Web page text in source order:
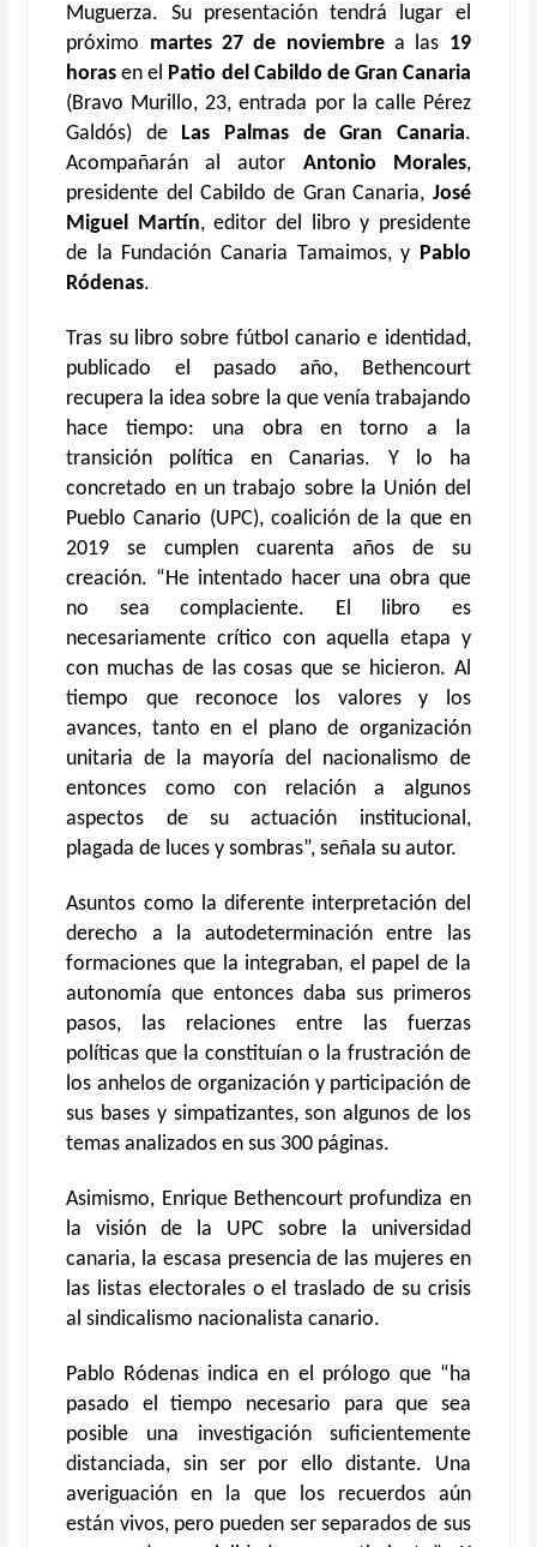
Muguerza. Su presentación tendrá lugar el
próximo martes 27 de noviembrea las 19
horasen el Patio del Cabildo de Gran Canaria
(Bravo Murillo, 23, entrada por la calle Pérez
Galdós) de Las Palmas de Gran Canaria.
Acompañarán al autor Antonio Morales,
presidente del Cabildo de Gran Canaria, José
Miguel Martín, editor del libro y presidente
de la Fundación Canaria Tamaimos, y Pablo
Ródenas.
Tras su libro sobre fútbol canario e identidad,
publicado el pasado año, Bethencourt
recupera la idea sobre la que venía trabajando
hace tiempo: una obra en torno a la
transición política en Canarias. Y lo ha
concretado en un trabajo sobre la Unión del
Pueblo Canario (UPC), coalición de la que en
2019 se cumplen cuarenta años de su
creación. “He intentado hacer una obra que
no sea complaciente. El libro es
necesariamente crítico con aquella etapa y
con muchas de las cosas que se hicieron. Al
tiempo que reconoce los valores y los
avances, tanto en el plano de organización
unitaria de la mayoría del nacionalismo de
entonces como con relación a algunos
aspectos de su actuación institucional,
plagada de luces y sombras”, señala su autor.
Asuntos como la diferente interpretación del
derecho a la autodeterminación entre las
formaciones que la integraban, el papel de la
autonomía que entonces daba sus primeros
pasos, las relaciones entre las fuerzas
políticas que la constituían o la frustración de
los anhelos de organización y participación de
sus bases y simpatizantes, son algunos de los
temas analizados en sus 300 páginas.
Asimismo, Enrique Bethencourt profundiza en
la visión de la UPC sobre la universidad
canaria, la escasa presencia de las mujeres en
las listas electorales o el traslado de su crisis
al sindicalismo nacionalista canario.
Pablo Ródenas indica en el prólogo que “ha
pasado el tiempo necesario para que sea
posible una investigación suficientemente
distanciada, sin ser por ello distante. Una
averiguación en la que los recuerdos aún
están vivos, pero pueden ser separados de sus